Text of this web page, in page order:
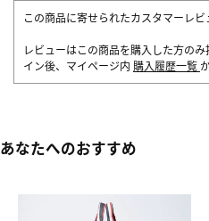
この商品に寄せられたカスタマーレビ
レビューはこの商品を購入した方の
イン後、マイページ内 購入履歴一覧
あなたへのおすすめ